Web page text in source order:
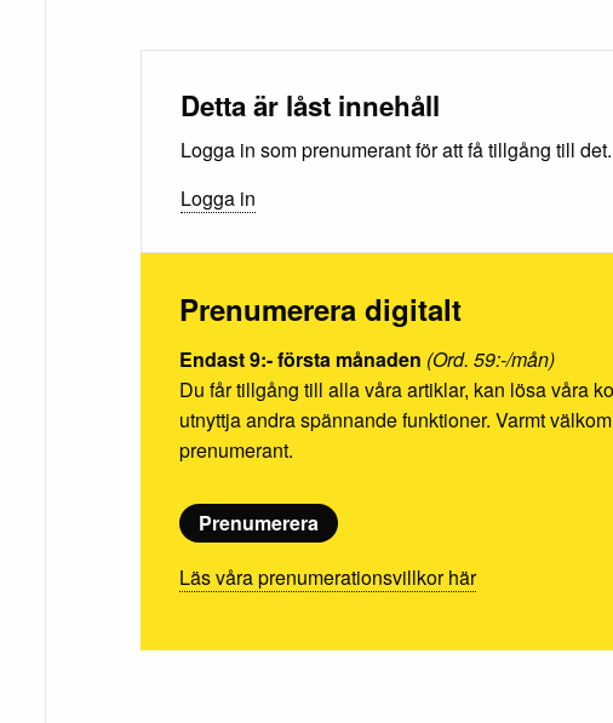
Detta är låst innehåll
Logga in som prenumerant för att få tillgång till det.
Logga in
Prenumerera digitalt
Endast 9:- första månaden (Ord. 59:-/mån)
Du får tillgång till alla våra artiklar, kan lösa våra
utnyttja andra spännande funktioner. Varmt
prenumerant.
Prenumerera
Läs våra prenumerationsvillkor här